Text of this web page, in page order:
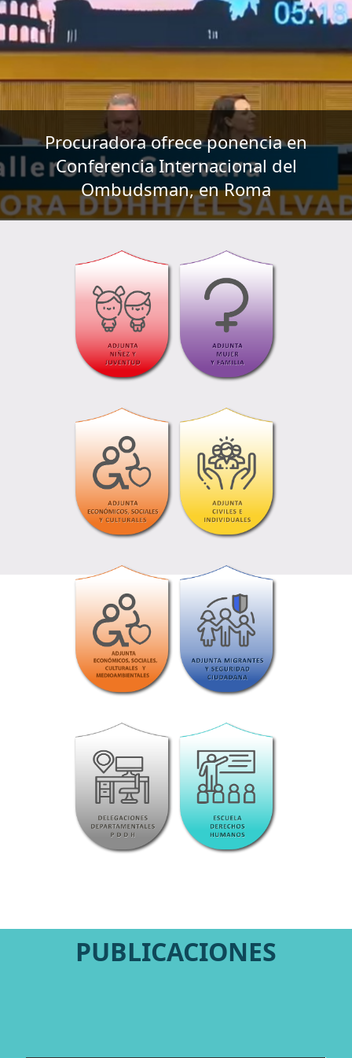
Procuradora ofrece ponencia en
Conferencia Internacional del
Ombudsman, en Roma
PUBLICACIONES